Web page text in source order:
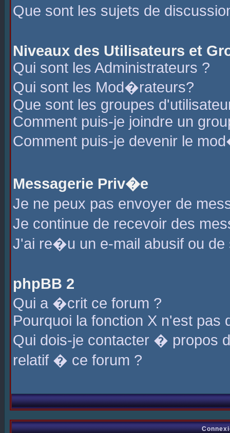
Que sont les sujets de
Niveaux des Utilisateurs et
Qui sont les Administrateurs ?
Qui sont les Mod�rateurs?
Que sont les groupes
Comment puis-je joindre un
Comment puis-je devenir le
Messagerie Priv�e
Je ne peux pas envoyer de
Je continue de recevoir des
J'ai re�u un e-mail abusif ou de
phpBB 2
Qui a �crit ce forum ?
Pourquoi la fonction X n'est pas
Qui dois-je contacter � propos
relatif � ce forum ?